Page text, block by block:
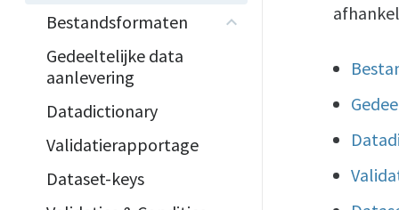
Bestandsformaten
Gedeeltelijke data
aanlevering
Datadictionary
Validatierapportage
Dataset-keys